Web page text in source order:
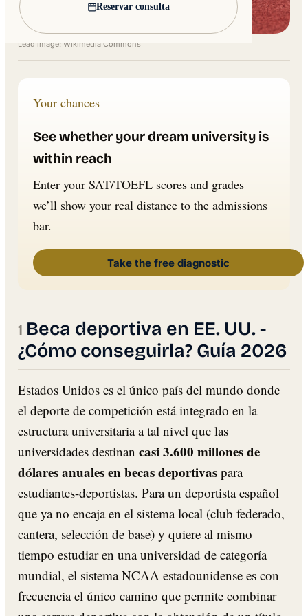
Reservar consulta
Lead image: Wikimedia Commons
Your chances
See whether your dream university is
within reach
Enter your SAT/TOEFL scores and grades —
we’ll show your real distance to the admissions
bar.
Take the free diagnostic
Beca deportiva en EE. UU. -
¿Cómo conseguirla? Guía 2026
Estados Unidos es el único país del mundo donde
el deporte de competición está integrado en la
estructura universitaria a tal nivel que las
universidades destinan casi 3.600 millones de
dólares anuales en becas deportivas para
estudiantes-deportistas. Para un deportista español
que ya no encaja en el sistema local (club federado,
cantera, selección de base) y quiere al mismo
tiempo estudiar en una universidad de categoría
mundial, el sistema NCAA estadounidense es con
frecuencia el único camino que permite combinar